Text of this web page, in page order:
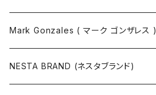
Mark Gonzales ( マーク ゴンザレス )
NESTA BRAND (ネスタブランド)